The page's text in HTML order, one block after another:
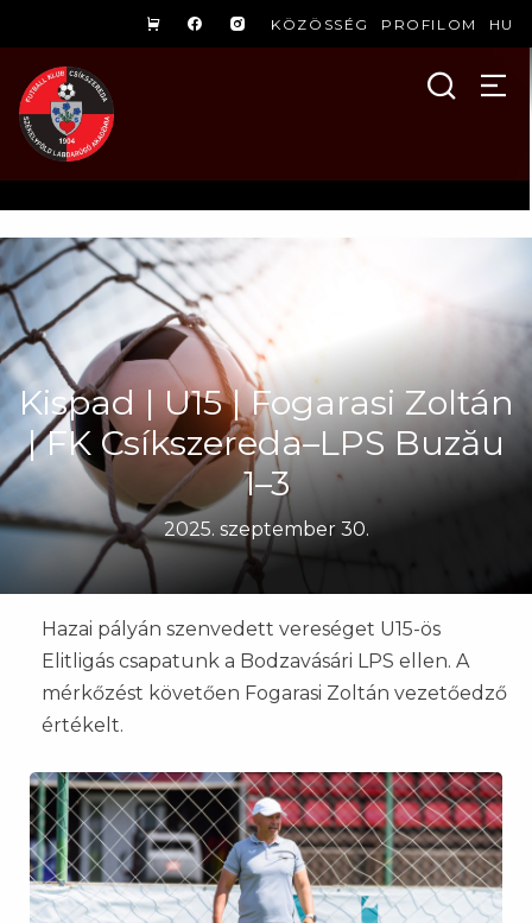
KÖZÖSSÉG PROFILOM HU
Kispad | U15 | Fogarasi Zoltán
| FK Csíkszereda–LPS Buzău
1–3
2025. szeptember 30.
Hazai pályán szenvedett vereséget U15-ös
Elitligás csapatunk a Bodzavásári LPS ellen. A
mérkőzést követően Fogarasi Zoltán vezetőedző
értékelt.